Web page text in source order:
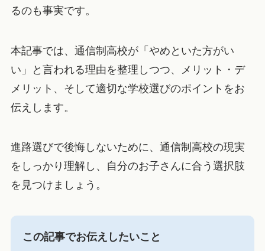
るのも事実です。
本記事では、通信制高校が「やめといた方がい
い」と言われる理由を整理しつつ、メリット・デ
メリット、そして適切な学校選びのポイントをお
伝えします。
進路選びで後悔しないために、通信制高校の現実
をしっかり理解し、自分のお子さんに合う選択肢
を見つけましょう。
この記事でお伝えしたいこと